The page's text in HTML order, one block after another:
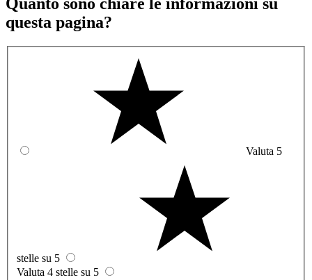
questa pagina?
Valuta 5
stelle su 5
Valuta 4 stelle su 5